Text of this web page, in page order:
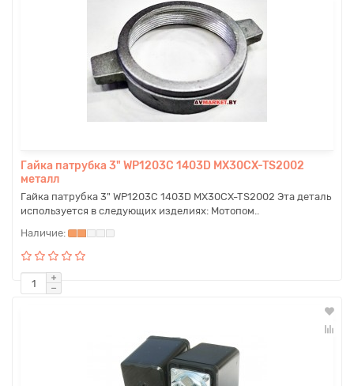
Гайка патрубка 3" WP1203C 1403D MX30CX-TS2002
металл
Гайка патрубка 3" WP1203C 1403D MX30CX-TS2002 Эта деталь
используется в следующих изделиях: Мотопом..